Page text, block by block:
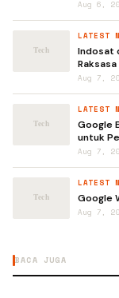
Aug 6,
LATEST
Indosat
Aug 7,
LATEST
Google
untuk
Aug 7,
LATEST
Google
Aug 7,
BACA JUGA